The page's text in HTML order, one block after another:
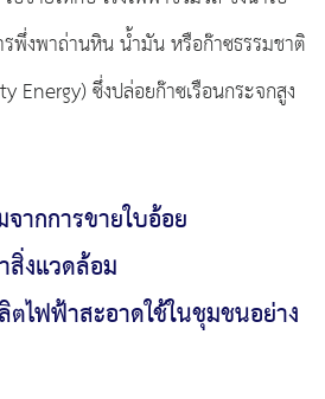
พึ่งพาถ่านหิน น้ำมัน หรือก๊าซธรรมชาติ
Energy) ซึ่งปล่อยก๊าซเรือนกระจกสูง
จากการขายใบอ้อย
งแวดล้อม
ตไฟฟ้าสะอาดใช้ในชุมชนอย่าง